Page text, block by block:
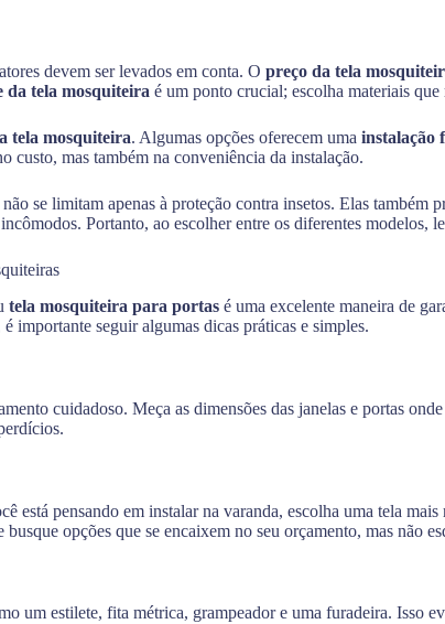
devem ser levados em conta. O preço da tela
tela mosquiteira é um ponto crucial; escolha materiais
tela mosquiteira. Algumas opções oferecem uma instalação
custo, mas também na conveniência da instalação.
não se limitam apenas à proteção contra insetos. Elas também
Portanto, ao escolher entre os diferentes modelos,
tela mosquiteira para portas é uma excelente maneira de
importante seguir algumas dicas práticas e simples.
cuidadoso. Meça as dimensões das janelas e portas
está pensando em instalar na varanda, escolha uma tela
busque opções que se encaixem no seu orçamento, mas não
um estilete, fita métrica, grampeador e uma furadeira. Isso